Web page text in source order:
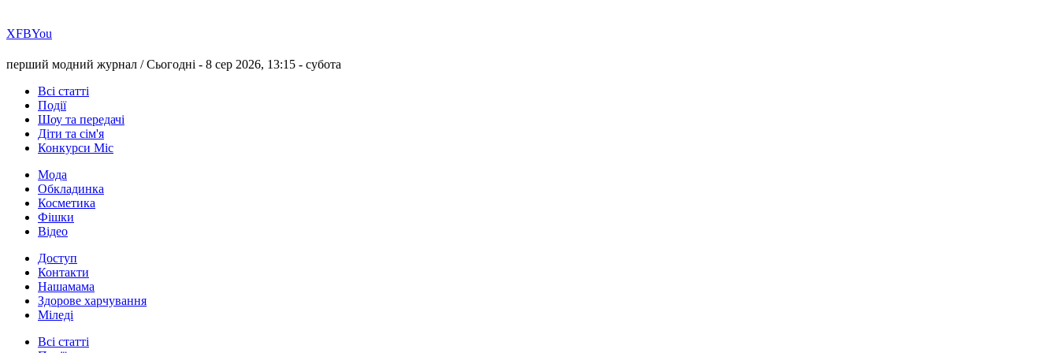
ХFBYou
перший модний журнал /Сьогодні - 8 сер 2026, 13:15 - субота
Всі статті
Події
Шоу та передачі
Діти та сім'я
Конкурси Міс
Мода
Обкладинка
Косметика
Фішки
Відео
Доступ
Контакти
Нашамама
Здорове харчування
Міледі
Всі статті